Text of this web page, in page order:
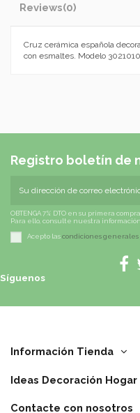
Reviews(0)
Cruz cerámica española
con esmaltes. Modelo
Registro boletín de
OBTENGA 7% DTO en su primera
Para ello, consulte nuestra
Acepto lascondiciones generales
Síguenos
Información Tienda
Ideas Decoración Hogar
Contacte con nosotros